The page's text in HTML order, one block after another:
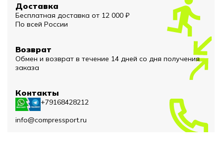
Доставка
Бесплатная доставка от 12 000 ₽
По всей России
Возврат
Обмен и возврат в течение 14 дней со дня получения
заказа
Контакты
+79168428212
info@compressport.ru